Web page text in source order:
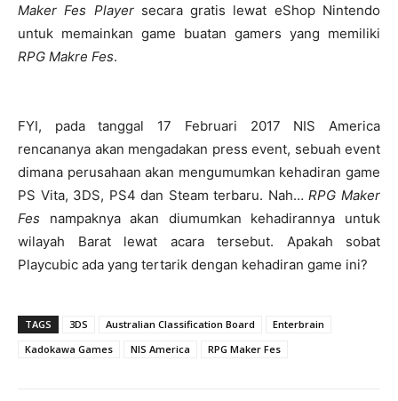
Maker Fes Playersecara gratis lewat eShop Nintendo
untuk memainkan game buatan gamers yang memiliki
RPG Makre Fes.
FYI, pada tanggal 17 Februari 2017 NIS America
rencananya akan mengadakan press event, sebuah event
dimana perusahaan akan mengumumkan kehadiran game
PS Vita, 3DS, PS4 dan Steam terbaru. Nah…RPG Maker
Fes nampaknya akan diumumkan kehadirannya untuk
wilayah Barat lewat acara tersebut. Apakah sobat
Playcubic ada yang tertarik dengan kehadiran game ini?
TAGS 3DS Australian Classification Board
Enterbrain
Kadokawa Games
NIS America RPG Maker Fes